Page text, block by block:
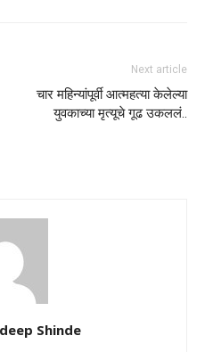
Next article
चार महिन्यांपूर्वी आत्महत्या केलेल्या
युवकाच्या मृत्यूचे गूढ उकललं..
Shinde